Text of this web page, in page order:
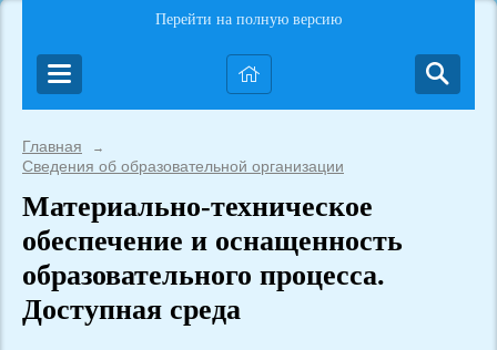
Перейти на полную версию
Главная →
Сведения об образовательной организации
Материально-техническое
обеспечение и оснащенность
образовательного процесса.
Доступная среда